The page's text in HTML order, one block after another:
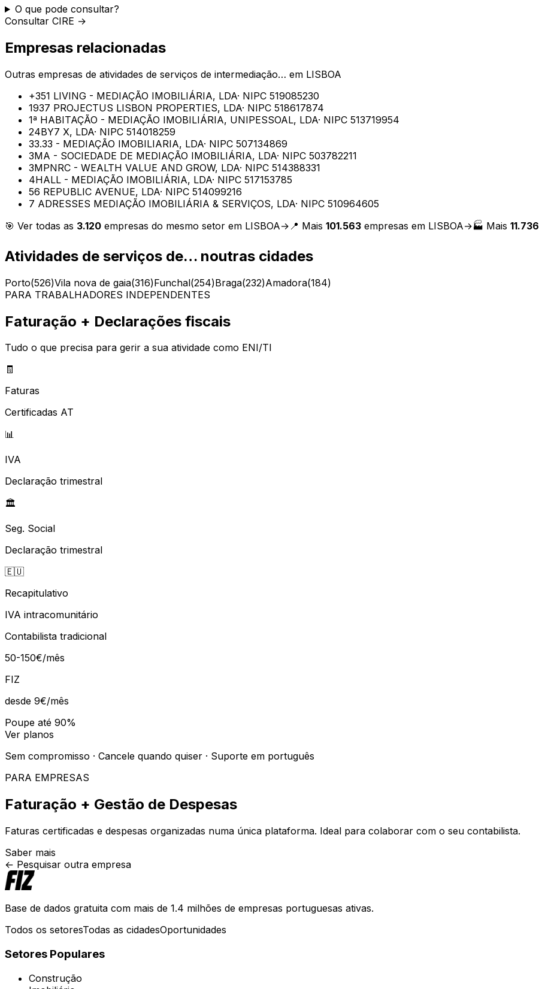
O que pode consultar?
Consultar CIRE →
Empresas relacionadas
Outras empresas de atividades de serviços de intermediação… em LISBOA
+351 LIVING - MEDIAÇÃO IMOBILIÁRIA, LDA· NIPC 519085230
1937 PROJECTUS LISBON PROPERTIES, LDA· NIPC 518617874
1ª HABITAÇÃO - MEDIAÇÃO IMOBILIÁRIA, UNIPESSOAL, LDA· NIPC 513719954
24BY7 X, LDA· NIPC 514018259
33.33 - MEDIAÇÃO IMOBILIARIA, LDA· NIPC 507134869
3MA - SOCIEDADE DE MEDIAÇÃO IMOBILIÁRIA, LDA· NIPC 503782211
3MPNRC - WEALTH VALUE AND GROW, LDA· NIPC 514388331
4HALL - MEDIAÇÃO IMOBILIÁRIA, LDA· NIPC 517153785
56 REPUBLIC AVENUE, LDA· NIPC 514099216
7 ADRESSES MEDIAÇÃO IMOBILIÁRIA & SERVIÇOS, LDA· NIPC 510964605
🎯 Ver todas as 3.120 empresas do mesmo setor em LISBOA→ 📍 Mais 101.563 empresas em LISBOA→🏭 Mais 11.736
Atividades de serviços de… noutras cidades
Porto(526)Vila nova de gaia(316)Funchal(254)Braga(232)Amadora(184)
PARA TRABALHADORES INDEPENDENTES
Faturação + Declarações fiscais
Tudo o que precisa para gerir a sua atividade como ENI/TI
🧾
Faturas
Certificadas AT
📊
IVA
Declaração trimestral
🏛️
Seg. Social
Declaração trimestral
🇪🇺
Recapitulativo
IVA intracomunitário
Contabilista tradicional
50-150€/mês
FIZ
desde 9€/mês
Poupe até 90%
Ver planos
Sem compromisso · Cancele quando quiser · Suporte em português
PARA EMPRESAS
Faturação + Gestão de Despesas
Faturas certificadas e despesas organizadas numa única plataforma. Ideal para colaborar com o seu contabilista.
Saber mais
← Pesquisar outra empresa
Base de dados gratuita com mais de 1.4 milhões de empresas portuguesas ativas.
Todos os setoresTodas as cidadesOportunidades
Setores Populares
Construção